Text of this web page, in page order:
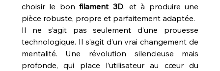
choisir le bon filament 3D, et à produire une
pièce robuste, propre et parfaitement adaptée.
Il ne s’agit pas seulement d’une prouesse
technologique. Il s’agit d’un vrai changement de
mentalité. Une révolution silencieuse mais
profonde, qui place l’utilisateur au cœur du